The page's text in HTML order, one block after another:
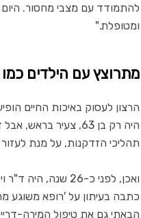
להתמודד עם מצבי מחסור.
ומטופלת."
מתרוצץ עם הילדים
הרצון לעסוק באיכות החיים
היה רק בן 63, צעיר
תהליכי הזדקנות, על מנת
ואכן, לפני כ-26
כתבה בעיתון על 'רופא משוגע
הבאתי גם את טיפול המירה-